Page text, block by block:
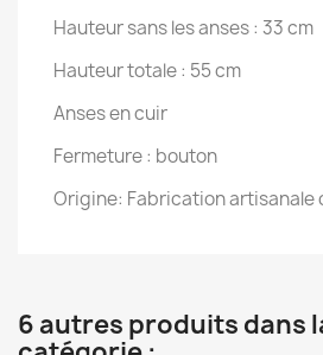
Hauteur sans les anses : 33 cm
Hauteur totale : 55 cm
Anses en cuir
Fermeture : bouton
Origine: Fabrication artisanale
6 autres produits dans